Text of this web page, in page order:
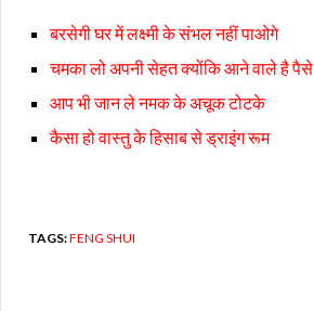
बरसेगी घर में लक्ष्मी के संभल नहीं पाओगे
चमका लो अपनी सेहत क्योंकि आने वाले है पैसे
आप भी जान ले नमक के अचूक टोटके
कैसा हो वास्तु के हिसाब से ड्राइंग रूम
TAGS:FENG SHUI